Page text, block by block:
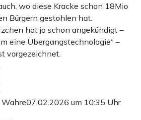
wo diese Kracke schon 18Mio
Bürgern gestohlen hat.
hat ja schon angekündigt –
eine Übergangstechnologie“ –
vorgezeichnet.
Wahre07.02.2026 um 10:35 Uhr